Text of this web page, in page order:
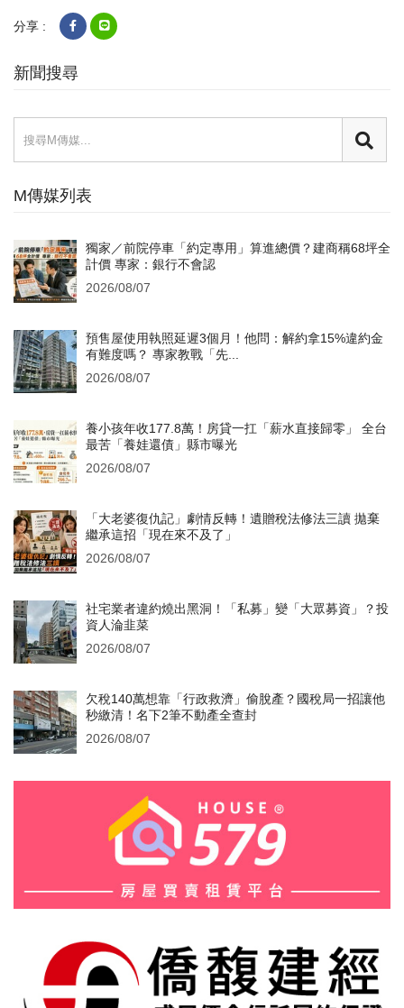
新聞搜尋
M傳媒列表
獨家／前院停車「約定專用」算進總價？建商稱68坪全
計價 專家：銀行不會認
2026/08/07
預售屋使用執照延遲3個月！他問：解約拿15%違約金
有難度嗎？ 專家教戰「先...
2026/08/07
養小孩年收177.8萬！房貸一扛「薪水直接歸零」 全台
最苦「養娃還債」縣市曝光
2026/08/07
「大老婆復仇記」劇情反轉！遺贈稅法修法三讀 拋棄
繼承這招「現在來不及了」
2026/08/07
社宅業者違約燒出黑洞！「私募」變「大眾募資」？投
資人淪韭菜
2026/08/07
欠稅140萬想靠「行政救濟」偷脫產？國稅局一招讓他
秒繳清！名下2筆不動產全查封
2026/08/07
分享 :